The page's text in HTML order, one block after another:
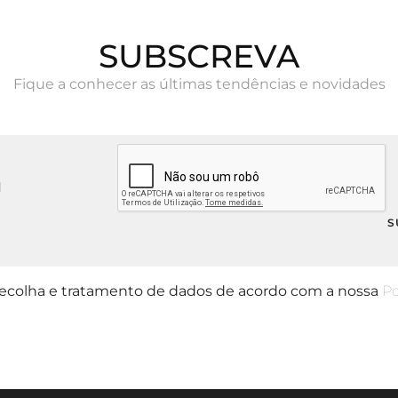
SUBSCREVA
Fique a conhecer as últimas tendências e novidades
e tratamento de dados de acordo com a nossa